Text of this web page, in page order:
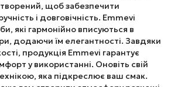
щоб забезпечити
і довговічність. Emmevi
які гармонійно вписуються в
додаючи їм елегантності. Завдяки
продукція Emmevi гарантує
у використанні. Оновіть свій
яка підкреслює ваш смак.